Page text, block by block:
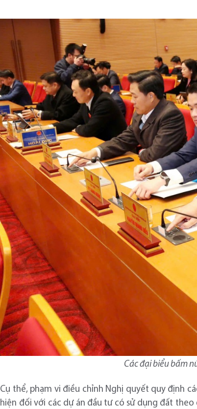
Các đại biểu bấm
Cụ thể, phạm vi điều chỉnh Nghị quyết quy định
hiện đối với các dự án đầu tư có sử dụng đất